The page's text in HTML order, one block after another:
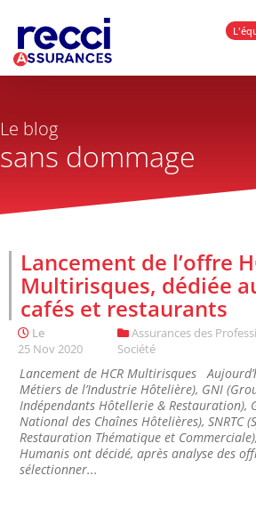
Le blog
sans dommage
Lancement de l’offre
Multirisques, dédiée
cafés et restaurants
Le
25 Nov 2020
Assurances des
Société
Lancement de HCR Multirisques
Métiers de l’Industrie Hôtelière), GNI
Indépendants Hôtellerie & Restauration),
National des Chaînes Hôtelières), SNRTC
Restauration Thématique et
Humanis ont décidé, après analyse des
sélectionner...